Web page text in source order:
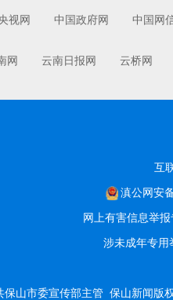
视网 中国政府网 中国网
网 云南日报网 云桥网
互
滇公网安
网上有害信息举
涉未成年专
保山市委宣传部主管 保山新闻版